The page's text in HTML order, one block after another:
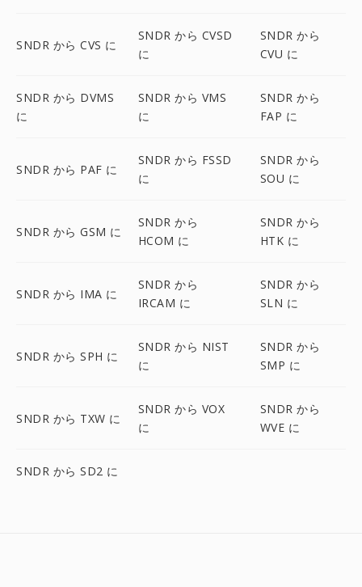
SNDR から CVS に
SNDR から CVSD
に
SNDR から
CVU に
SNDR から DVMS
に
SNDR から VMS
に
SNDR から
FAP に
SNDR から PAF に
SNDR から FSSD
に
SNDR から
SOU に
SNDR から GSM に
SNDR から
HCOM に
SNDR から
HTK に
SNDR から IMA に
SNDR から
IRCAM に
SNDR から
SLN に
SNDR から SPH に
SNDR から NIST
に
SNDR から
SMP に
SNDR から TXW に
SNDR から VOX
に
SNDR から
WVE に
SNDR から SD2 に